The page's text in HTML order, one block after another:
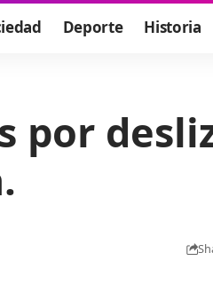
Deporte Historia
por